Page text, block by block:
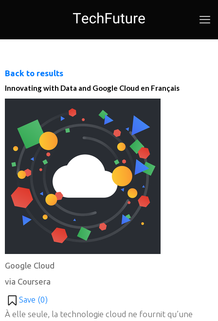
Back to results
Innovating with Data and Google Cloud en Français
Google Cloud
via Coursera
Save (0)
À elle seule, la technologie cloud ne fournit qu’une